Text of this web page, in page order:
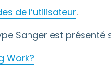
de l’utilisateur.
Sanger est présenté
Work?